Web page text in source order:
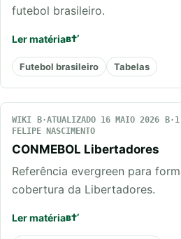
futebol brasileiro.
Ler matéria
Futebol brasileiro Tabelas
WIKI ATUALIZADO 16 MAIO 2026
FELIPE NASCIMENTO
CONMEBOL Libertadores
Referência evergreen para
cobertura da Libertadores.
Ler matéria